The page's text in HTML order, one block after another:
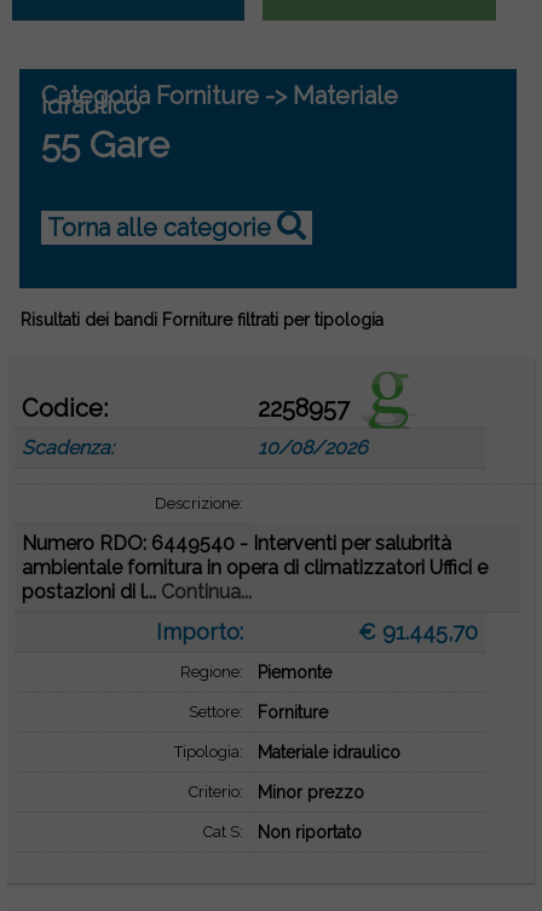
Categoria Forniture -> Materiale
idraulico
55 Gare
Torna alle categorie
Risultati dei bandi Forniture filtrati per tipologia
Codice: 2258957
Scadenza: 10/08/2026
Descrizione:
Numero RDO: 6449540 - Interventi per salubrità
ambientale fornitura in opera di climatizzatori Uffici e
postazioni di l... Continua...
Importo: € 91.445,70
Regione: Piemonte
Settore: Forniture
Tipologia: Materiale idraulico
Criterio: Minor prezzo
Cat S: Non riportato